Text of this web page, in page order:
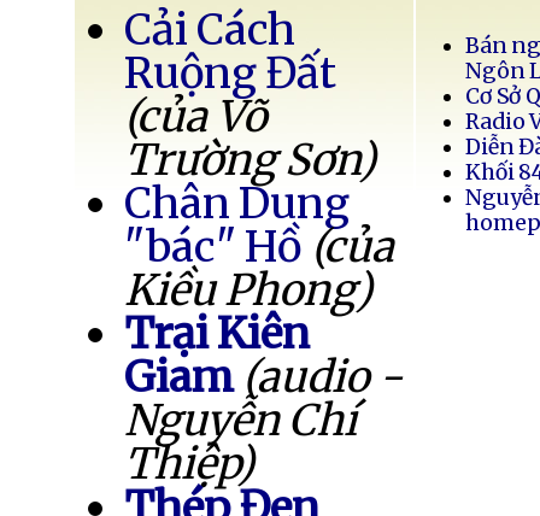
Cải Cách
Ruộng Đất
(của Võ
Trường Sơn)
Chân Dung
"bác" Hồ (của
Kiều Phong)
Trại Kiên
Giam (audio -
Nguyễn Chí
Thiệp)
Bán
Ngôn
Cơ Sở
Radio
Diễn
Khối